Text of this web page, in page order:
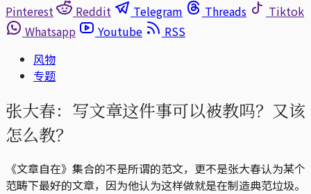
Pinterest
Reddit Telegram Threads
Tiktok
Whatsapp
Youtube
RSS
风物
专题
张大春：写文章这件事可以被教吗？又该
怎么教？
《文章自在》集合的不是所谓的范文，更不是张大春认为某个
范畴下最好的文章，因为他认为这样做就是在制造典范垃圾。